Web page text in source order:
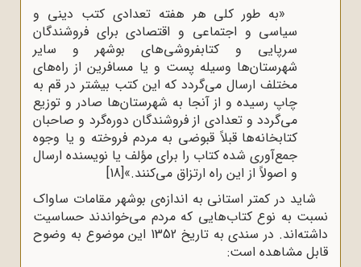
«به طور کلی هر هفته تعدادی کتب دینی و
سیاسی و اجتماعی و اقتصادی برای فروشندگان
سرپایی و کتابفروشی‌های بوشهر و سایر
شهرستان‌ها وسیله پست و یا مسافرین از راه‌های
مختلف ارسال می‌گردد که این کتب بیشتر در قم به
چاپ رسیده و از آنجا به شهرستان‌ها صادر و توزیع
می‌گردد و تعدادی از فروشندگان دوره‌گرد و صاحبان
کتابخانه‌ها قبلاً قبوضی به مردم فروخته و یا وجوه
جمع‌آوری شده کتاب را برای مؤلف یا نویسنده ارسال
و اصولاً از این راه ارتزاق می‌کنند.»[18]
شاید در کمتر استانی به اندازه‌ی بوشهر مقامات ساواک
نسبت به نوع کتاب‌هایی که مردم می‌خواندند حساسیت
داشته‌اند. در سندی به تاریخ 1352 این موضوع به وضوح
قابل مشاهده است: